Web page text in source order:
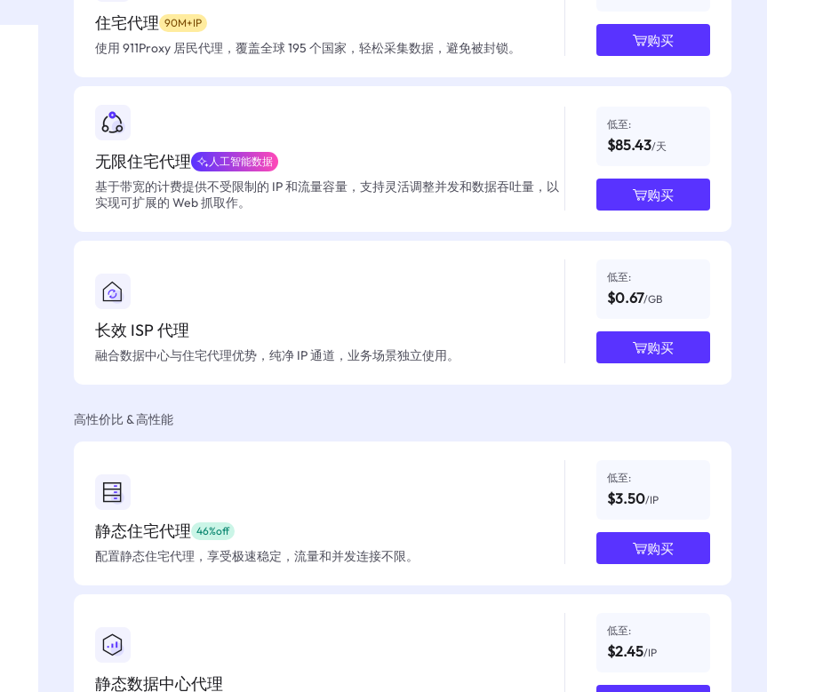
住宅代理 90M+IP
使用 911Proxy 居民代理，覆盖全球 195 个国家，轻松采集数据，避免被封锁。 购买
无限住宅代理 人工智能数据
基于带宽的计费提供不受限制的 IP 和流量容量，支持灵活调整并发和数据吞吐量，以
实现可扩展的 Web 抓取作。
低至:
$85.43/天
购买
长效 ISP 代理
融合数据中心与住宅代理优势，纯净 IP 通道，业务场景独立使用。
低至:
$0.67/GB
购买
高性价比 & 高性能
静态住宅代理 46%off
配置静态住宅代理，享受极速稳定，流量和并发连接不限。
低至:
$3.50/IP
购买
静态数据中心代理
低至:
$2.45/IP